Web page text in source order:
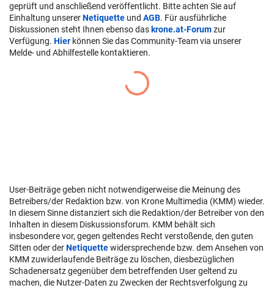
geprüft und anschließend veröffentlicht. Bitte achten Sie auf
Einhaltung unsererNetiquette und AGB. Für ausführliche
Diskussionen steht Ihnen ebenso das krone.at-Forumzur
Verfügung. Hier können Sie das Community-Team via unserer
Melde- und Abhilfestelle kontaktieren.
User-Beiträge geben nicht notwendigerweise die Meinung des
Betreibers/der Redaktion bzw. von Krone Multimedia (KMM) wieder.
In diesem Sinne distanziert sich die Redaktion/der Betreiber von den
Inhalten in diesem Diskussionsforum. KMM behält sich
insbesondere vor, gegen geltendes Recht verstoßende, den guten
Sitten oder derNetiquettewidersprechende bzw. dem Ansehen von
KMM zuwiderlaufende Beiträge zu löschen, diesbezüglichen
Schadenersatz gegenüber dem betreffenden User geltend zu
machen, die Nutzer-Daten zu Zwecken der Rechtsverfolgung zu